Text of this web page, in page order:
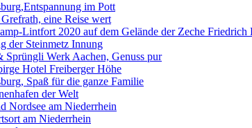
im Pott
eine Reise wert
Lintfort 2020 auf dem Gelände der Zeche Friedrich
der Steinmetz Innung
Werk Aachen, Genuss pur
Hotel Freiberger Höhe
Spaß für die ganze Familie
der Welt
Nordsee am Niederrhein
am Niederrhein